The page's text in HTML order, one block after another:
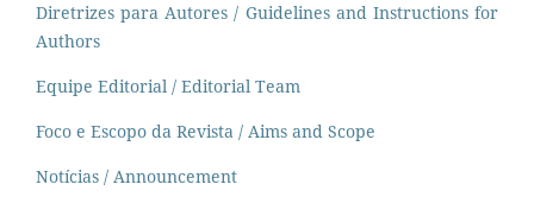
Diretrizes para Autores / Guidelines and Instructions for
Authors
Equipe Editorial / Editorial Team
Foco e Escopo da Revista / Aims and Scope
Notícias / Announcement